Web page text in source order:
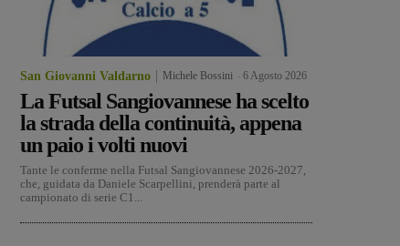
San Giovanni Valdarno Michele Bossini 6 Agosto 2026
La Futsal Sangiovannese ha scelto
la strada della continuità, appena
un paio i volti nuovi
Tante le conferme nella Futsal Sangiovannese 2026-2027,
che, guidata da Daniele Scarpellini, prenderà parte al
campionato di serie C1...